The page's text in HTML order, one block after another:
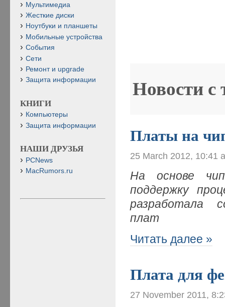
Новости с
Платы на
25 March 2012, 10:41
На основе
поддержку
разработала
плат
Читать далее »
Плата для
27 November 2011,
Мультимедиа
Жесткие диски
Ноутбуки и планшеты
Мобильные устройства
События
Сети
Ремонт и upgrade
Защита информации
КНИГИ
Компьютеры
Защита информации
НАШИ ДРУЗЬЯ
PCNews
MacRumors.ru